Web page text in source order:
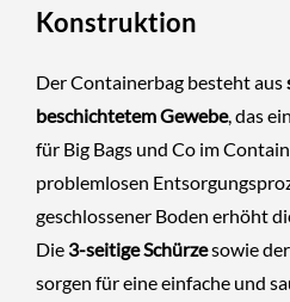
Konstruktion
Der Containerbag besteht aus
beschichtetem Gewebe, das
für Big Bags und Co im
problemlosen
geschlossener Boden erhöht
Die 3-seitige Schürzesowie
sorgen für eine einfache und